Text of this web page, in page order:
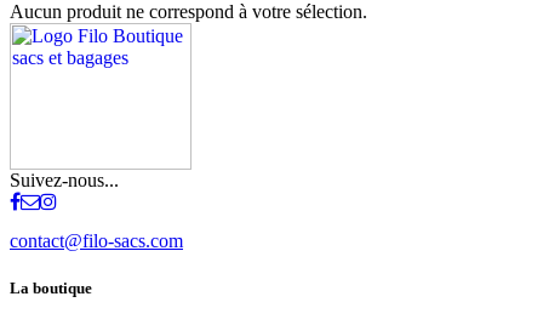
Aucun produit ne correspond à votre sélection.
Suivez-nous...
contact@filo-sacs.com
La boutique